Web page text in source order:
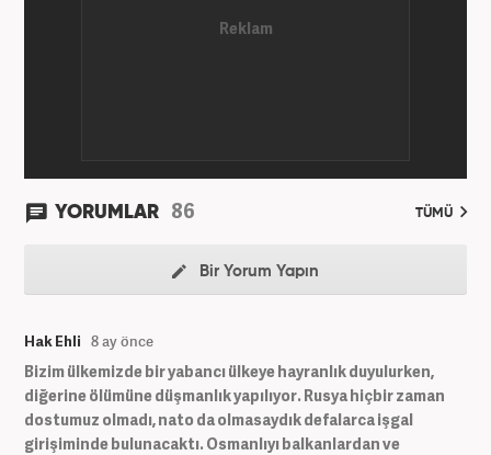
YORUMLAR 86 TÜMÜ
Bir Yorum Yapın
Hak Ehli 8 ay önce
Bizim ülkemizde bir yabancı ülkeye hayranlık duyulurken,
diğerine ölümüne düşmanlık yapılıyor. Rusya hiçbir zaman
dostumuz olmadı, nato da olmasaydık defalarca işgal
girişiminde bulunacaktı. Osmanlıyı balkanlardan ve